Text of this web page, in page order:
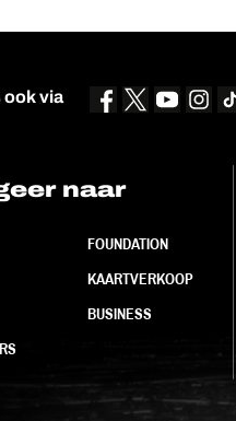
ook via
naar
FOUNDATION
KAARTVERKOOP
BUSINESS